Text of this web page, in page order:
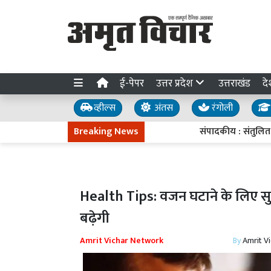
ई-पेपर उत्तर प्रदेश उत्तराखंड
व्हील्स अंतस रंगोली
Breaking News
संपादकीय : संतुलित
Health Tips: वजन घटाने के लिए
बढ़ेगी
Amrit Vichar Network ByAmrit